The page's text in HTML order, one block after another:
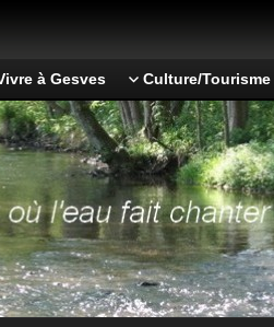
à Gesves Culture/Tourisme